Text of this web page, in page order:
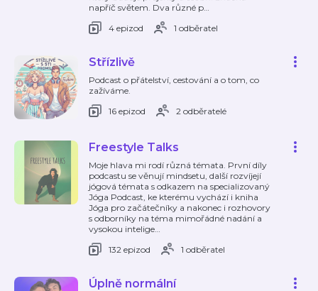
napříč světem. Dva různé p…
4 epizod
1 odběratel
Střízlivě
Podcast o přátelství, cestování a o tom, co
zažíváme.
16 epizod
2 odběratelé
Freestyle Talks
Moje hlava mi rodí různá témata. První díly
podcastu se věnují mindsetu, další rozvíjejí
jógová témata s odkazem na specializovaný
Jóga Podcast, ke kterému vychází i kniha
Jóga pro začátečníky a nakonec i rozhovory
s odborníky na téma mimořádné nadání a
vysokou intelige…
132 epizod
1 odběratel
Úplně normální